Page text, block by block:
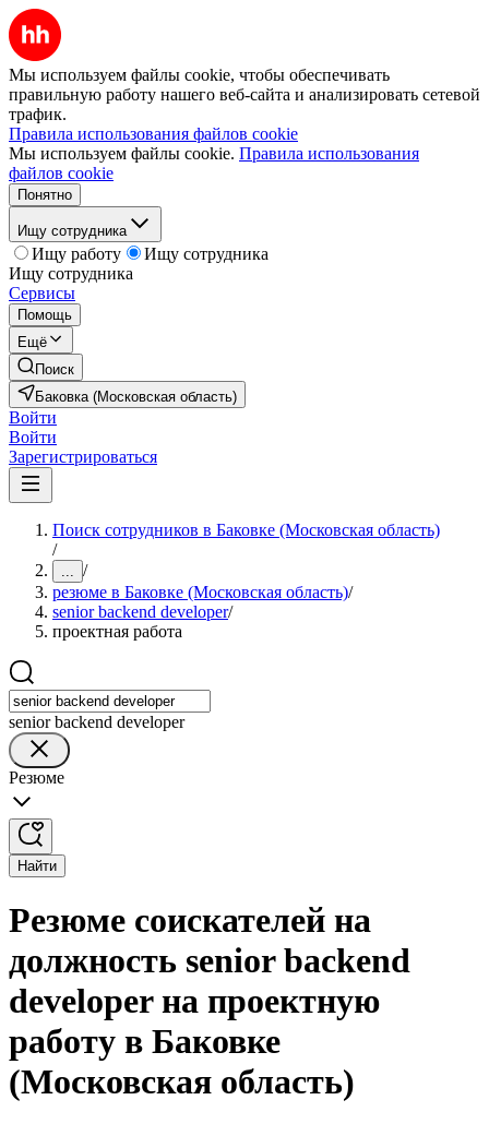
Мы используем файлы cookie, чтобы обеспечивать
правильную работу нашего веб-сайта и анализировать сетевой
трафик.
Правила использования файлов cookie
Мы используем файлы cookie. Правила использования
файлов cookie
Понятно
Ищу сотрудника
Ищу работу
Ищу сотрудника
Ищу сотрудника
Сервисы
Помощь
Ещё
Поиск
Баковка (Московская область)
Войти
Войти
Зарегистрироваться
Поиск сотрудников в Баковке (Московская область)
/
... /
резюме в Баковке (Московская область)/
senior backend developer/
проектная работа
senior backend developer
Резюме
Найти
Резюме соискателей на
должность senior backend
developer на проектную
работу в Баковке
(Московская область)